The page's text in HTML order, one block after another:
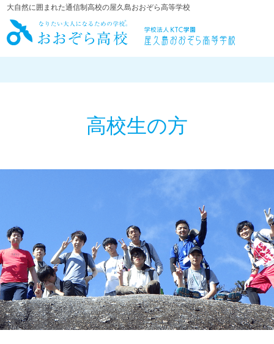
大自然に囲まれた通信制高校の屋久島おおぞら高等学校
高校生の方